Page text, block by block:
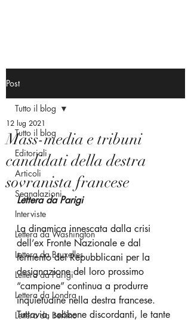
Post
Tutto il blog
Editoriali
Articoli
Segnalazioni
Interviste
Lettera da Washington
Lettera da Bruxelles
Lettera da Parigi
Lettera da Londra
Lettera da Berlino
Tutto il blog
Mass-media e tribuni
candidati della destra
sovranista francese
12 lug 2021
Lettera da Parigi
La dinamica innescata dalla crisi
dell’ex Fronte Nazionale e dal
fermento dei Repubblicani per la
designazione del loro prossimo
“campione” continua a produrre
inquietudine nella destra francese.
Tuttavia, sebbene discordanti, le tante